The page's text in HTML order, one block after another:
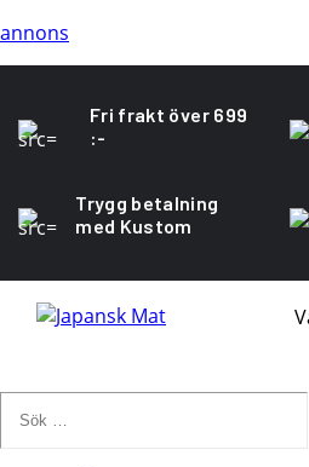
annons
Fri frakt över 699
:-
Trygg betalning
med Kustom